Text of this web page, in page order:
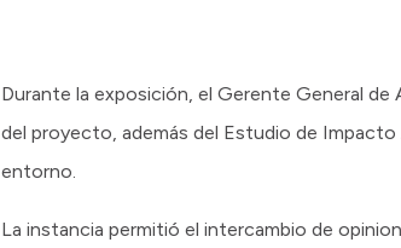
Durante la exposición, el Gerente General
del proyecto, además del Estudio de Impacto
entorno.
La instancia permitió el intercambio de